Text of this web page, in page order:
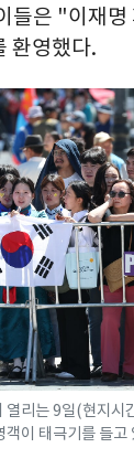
들은 "이재
환영했다.
열리는 9일(현지시
객이 태극기를 들